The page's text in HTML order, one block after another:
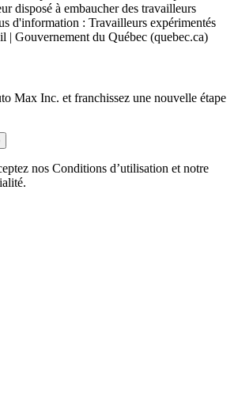
disposé à embaucher des travailleurs
d'information : Travailleurs expérimentés
| Gouvernement du Québec (quebec.ca)
Max Inc. et franchissez une nouvelle étape
nos Conditions d’utilisation et notre